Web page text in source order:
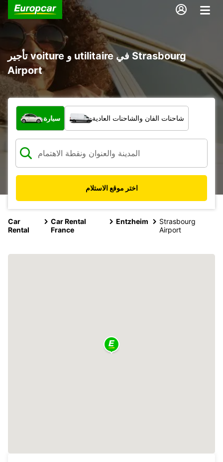
تأجير voiture و utilitaire في Strasbourg
Airport
ما نوع المركبة؟
سيارة شاحنات الفان والشاحنات العادية
اختر موقع الاستلام
Car
Rental
Car Rental
France
Entzheim
Strasbourg
Airport